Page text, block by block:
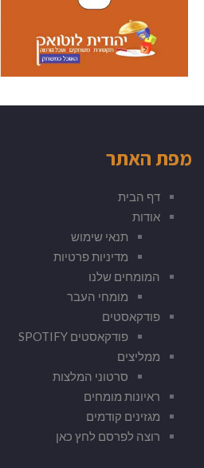
מפת האתר
דף הבית
אודות
תנאי שימוש
מדיניות פרטיות
המומחים שלנו
מומחי העבר
פודקאסטים
פודקאסטים SPOTIFY
ממליצים
סרטוני המלצות
ראיונות מומחים
מגזינים קודמים
רוצה לפרסם לחץ כאן